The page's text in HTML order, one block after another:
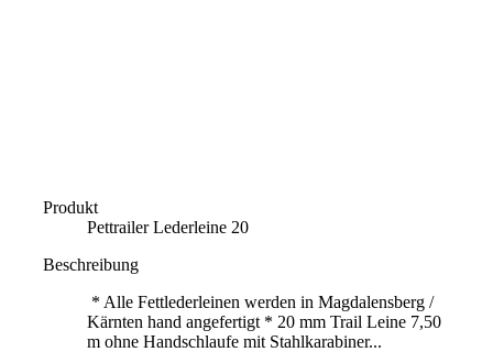
Produkt
Pettrailer Lederleine 20
Beschreibung
* Alle Fettlederleinen werden in Magdalensberg /
Kärnten hand angefertigt * 20 mm Trail Leine 7,50
m ohne Handschlaufe mit Stahlkarabiner...